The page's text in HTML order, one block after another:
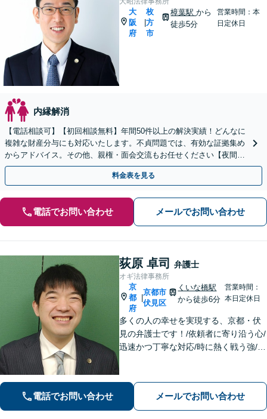
大
阪
府
枚
方
市
樟葉駅から
徒歩5分
営業時間：本
日定休日
内縁解消
【電話相談可】【初回相談無料】年間50件以上の解決実績！どんなに
複雑な財産分与にも対応いたします。不貞問題では、有効な証拠集め
からアドバイス。その他、親権・面会交流もお任せください【夜間・
休日面談】【完全個室】【子連れ相談】【樟葉駅5分】
料金表を見る
電話でお問い合わせ メールでお問い合わせ
荻原 卓司 弁護士
オギ法律事務所
京
都
府
|
京都市
伏見区
くいな橋駅
から徒歩6分
営業時間：
本日定休日
多くの人の幸せを実現する、京都・伏
見の弁護士です！/依頼者に寄り沿う心/
迅速かつ丁寧な対応/時に熱く戦う強/解
電話でお問い合わせ メールでお問い合わせ